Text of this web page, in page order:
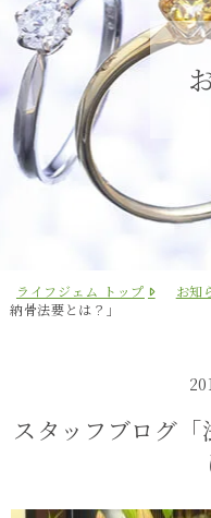
ライフジェム トップ お知
納骨法要とは？」
スタッフブログ